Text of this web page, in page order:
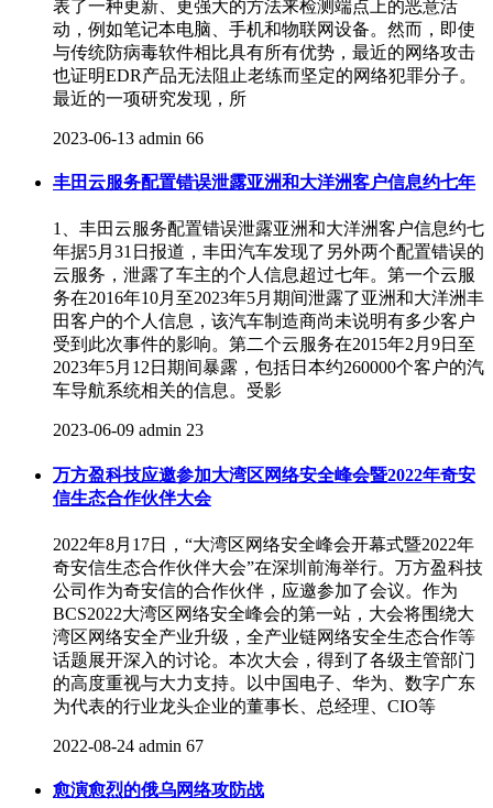
表了一种更新、更强大的方法来检测端点上的恶意活
动，例如笔记本电脑、手机和物联网设备。然而，即使
与传统防病毒软件相比具有所有优势，最近的网络攻击
也证明EDR产品无法阻止老练而坚定的网络犯罪分子。
最近的一项研究发现，所
2023-06-13 admin 66
丰田云服务配置错误泄露亚洲和大洋洲客户信息约七年
1、丰田云服务配置错误泄露亚洲和大洋洲客户信息约七
年据5月31日报道，丰田汽车发现了另外两个配置错误的
云服务，泄露了车主的个人信息超过七年。第一个云服
务在2016年10月至2023年5月期间泄露了亚洲和大洋洲丰
田客户的个人信息，该汽车制造商尚未说明有多少客户
受到此次事件的影响。第二个云服务在2015年2月9日至
2023年5月12日期间暴露，包括日本约260000个客户的汽
车导航系统相关的信息。受影
2023-06-09 admin 23
万方盈科技应邀参加大湾区网络安全峰会暨2022年奇安
信生态合作伙伴大会
2022年8月17日，“大湾区网络安全峰会开幕式暨2022年
奇安信生态合作伙伴大会”在深圳前海举行。万方盈科技
公司作为奇安信的合作伙伴，应邀参加了会议。作为
BCS2022大湾区网络安全峰会的第一站，大会将围绕大
湾区网络安全产业升级，全产业链网络安全生态合作等
话题展开深入的讨论。本次大会，得到了各级主管部门
的高度重视与大力支持。以中国电子、华为、数字广东
为代表的行业龙头企业的董事长、总经理、CIO等
2022-08-24 admin 67
愈演愈烈的俄乌网络攻防战